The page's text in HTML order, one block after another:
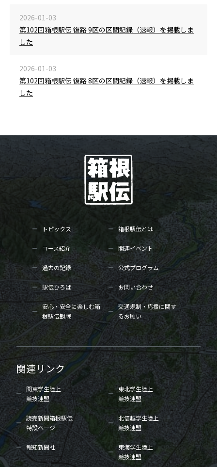
2026-01-03
第102回箱根駅伝 復路 9区の区間記録（速報）を掲載しま
した
2026-01-03
第102回箱根駅伝 復路 8区の区間記録（速報）を掲載しま
した
トピックス 箱根駅伝とは
コース紹介 関連イベント
過去の記録 公式プログラム
駅伝ひろば お問い合わせ
安心・安全に楽しむ箱
根駅伝観戦
交通規制・応援に関す
るお願い
関連リンク
関東学生陸上
競技連盟
東北学生陸上
競技連盟
読売新聞箱根駅伝
特設ページ
北信越学生陸上
競技連盟
報知新聞社
東海学生陸上
競技連盟